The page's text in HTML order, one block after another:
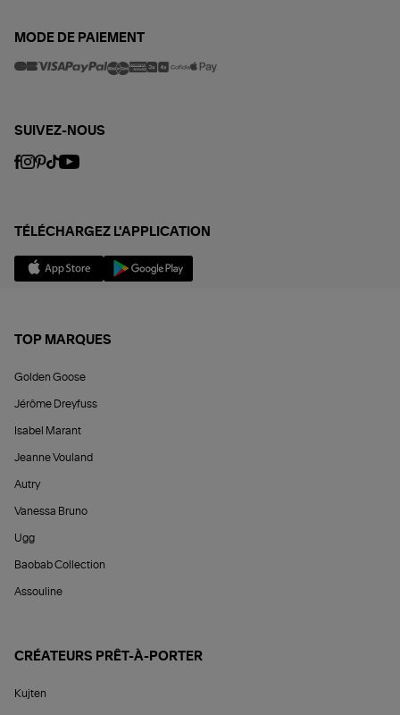
MODE DE PAIEMENT
SUIVEZ-NOUS
TÉLÉCHARGEZ L'APPLICATION
TOP MARQUES
Golden Goose
Jérôme Dreyfuss
Isabel Marant
Jeanne Vouland
Autry
Vanessa Bruno
Ugg
Baobab Collection
Assouline
CRÉATEURS PRÊT-À-PORTER
Kujten